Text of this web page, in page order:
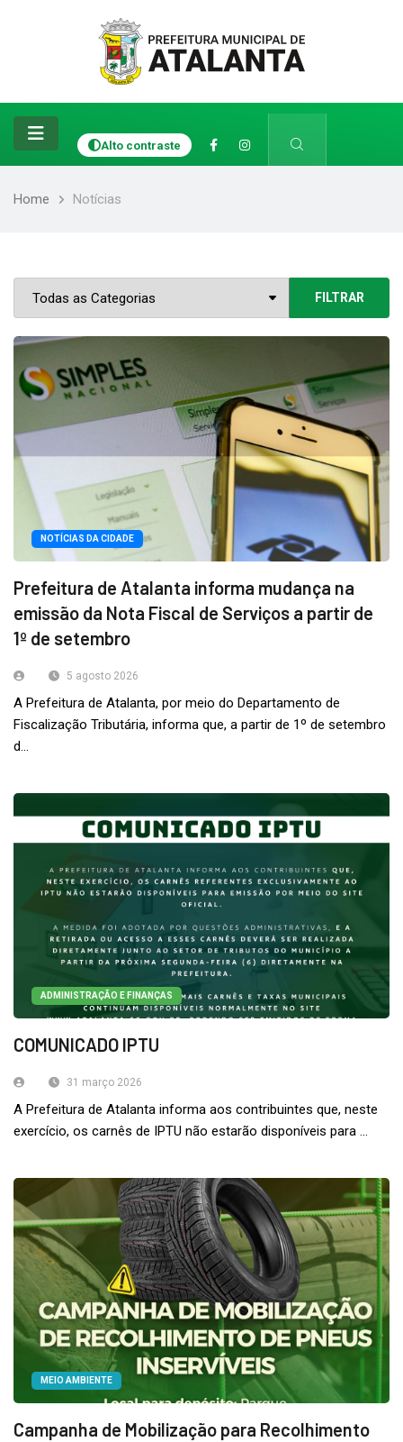
Alto contraste
Home Notícias
FILTRAR
NOTÍCIAS DA CIDADE
Prefeitura de Atalanta informa mudança na
emissão da Nota Fiscal de Serviços a partir de
1º de setembro
5 agosto 2026
A Prefeitura de Atalanta, por meio do Departamento de
Fiscalização Tributária, informa que, a partir de 1º de setembro
d...
ADMINISTRAÇÃO E FINANÇAS
COMUNICADO IPTU
31 março 2026
A Prefeitura de Atalanta informa aos contribuintes que, neste
exercício, os carnês de IPTU não estarão disponíveis para ...
MEIO AMBIENTE
Campanha de Mobilização para Recolhimento